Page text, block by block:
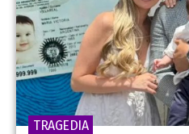
TRAGEDIA